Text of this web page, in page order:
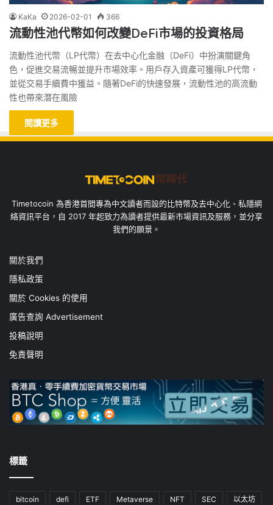
KaKa 2026-02-01 366
流動性池代幣如何改變DeFi市場的投資格局
流動性池代幣（LP代幣）在去中心化金融（DeFi）中扮演關鍵角
色，促進交易流暢並提升市場效率。用戶存入資產可獲得LP代幣，
並從交易手續費中獲益。隨著DeFi的快速發展，流動性池的高流動
性也帶來潛在風險
閱讀更多
Timetocoin 為香港首間專為中文讀者而設的比特幣及去中心化、私隱網
絡資訊平台，自 2017 年起致力為讀者提供最新市場資訊及服務，並分享
我們的願景。
關於我們
隱私政策
關於 Cookies 的使用
廣告查詢 Advertisement
投稿說明
免責聲明
標籤
bitcoin defi ETF Metaverse NFT SEC 以太坊